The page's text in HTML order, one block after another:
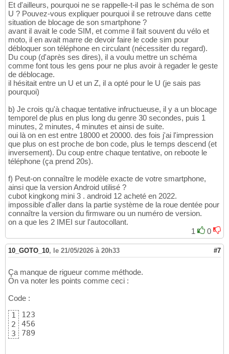
Et d'ailleurs, pourquoi ne se rappelle-t-il pas le schéma de son
U ? Pouvez-vous expliquer pourquoi il se retrouve dans cette
situation de blocage de son smartphone ?
avant il avait le code SIM, et comme il fait souvent du vélo et
moto, il en avait marre de devoir faire le code sim pour
débloquer son téléphone en circulant (nécessiter du regard).
Du coup (d'après ses dires), il a voulu mettre un schéma
comme font tous les gens pour ne plus avoir à regader le geste
de déblocage.
il hésitait entre un U et un Z, il a opté pour le U (je sais pas
pourquoi)
b) Je crois qu'à chaque tentative infructueuse, il y a un blocage
temporel de plus en plus long du genre 30 secondes, puis 1
minutes, 2 minutes, 4 minutes et ainsi de suite.
oui là on en est entre 18000 et 20000. des fois j'ai l'impression
que plus on est proche de bon code, plus le temps descend (et
inversement). Du coup entre chaque tentative, on reboote le
téléphone (ça prend 20s).
f) Peut-on connaître le modèle exacte de votre smartphone,
ainsi que la version Android utilisé ?
cubot kingkong mini 3 . android 12 acheté en 2022.
impossible d'aller dans la partie système de la roue dentée pour
connaître la version du firmware ou un numéro de version.
on a que les 2 IMEI sur l'autocollant.
1
0
10_GOTO_10, le 21/05/2026 à 20h33 #7
Ça manque de rigueur comme méthode.
On va noter les points comme ceci :
Code :
1
2
3
123
456
789